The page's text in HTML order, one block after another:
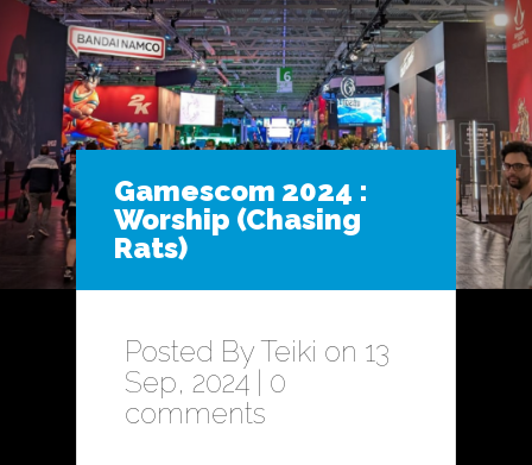
Gamescom 2024 :
Worship (Chasing
Rats)
Posted ByTeiki on 13
Sep, 2024 | 0
comments